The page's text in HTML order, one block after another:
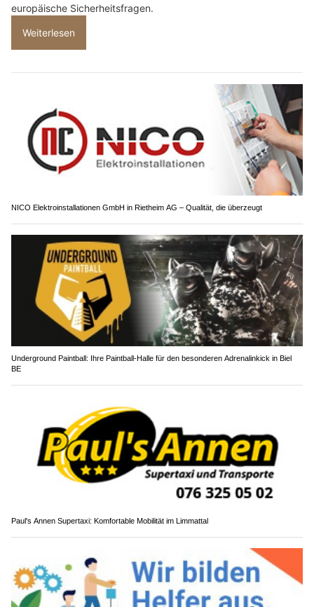
europäische Sicherheitsfragen.
Weiterlesen
NICO Elektroinstallationen GmbH in Rietheim AG – Qualität, die überzeugt
Underground Paintball: Ihre Paintball-Halle für den besonderen Adrenalinkick in Biel
BE
Paul's Annen Supertaxi: Komfortable Mobilität im Limmattal